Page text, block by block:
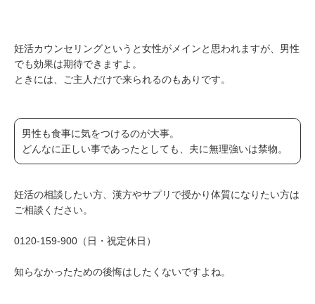
妊活カウンセリングというと女性がメインと思われますが、男性
でも効果は期待できますよ。
ときには、ご主人だけで来られるのもありです。
男性も食事に気をつけるのが大事。
どんなに正しい事であったとしても、夫に無理強いは禁物。
妊活の相談したい方、漢方やサプリで授かり体質になりたい方は
ご相談ください。
0120-159-900（日・祝定休日）
知らなかったための後悔はしたくないですよね。